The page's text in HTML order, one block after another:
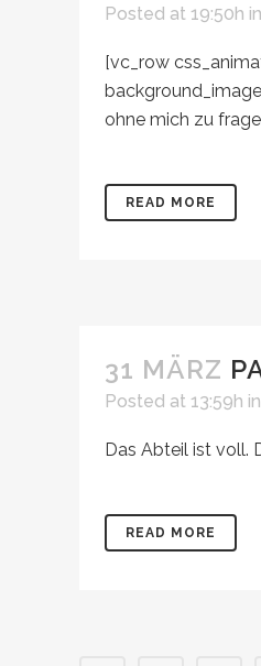
Posted at 19:50h in
[vc_row
ohne mich zu
READ MORE
31 MÄRZ
Posted at 13:59h in
Das Abteil ist voll.
READ MORE